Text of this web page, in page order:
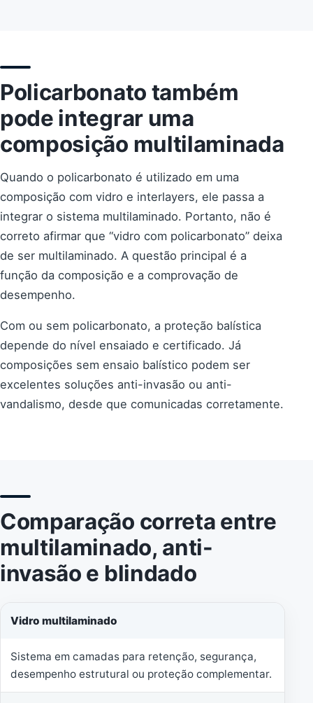
Policarbonato também
pode integrar uma
composição multilaminada
Quando o policarbonato é utilizado em uma
composição com vidro e interlayers, ele passa a
integrar o sistema multilaminado. Portanto, não é
correto afirmar que “vidro com policarbonato” deixa
de ser multilaminado. A questão principal é a
função da composição e a comprovação de
desempenho.
Com ou sem policarbonato, a proteção balística
depende do nível ensaiado e certificado. Já
composições sem ensaio balístico podem ser
excelentes soluções anti-invasão ou anti-
vandalismo, desde que comunicadas corretamente.
Comparação correta entre
multilaminado, anti-
invasão e blindado
Vidro multilaminado
Sistema em camadas para retenção, segurança,
desempenho estrutural ou proteção complementar.